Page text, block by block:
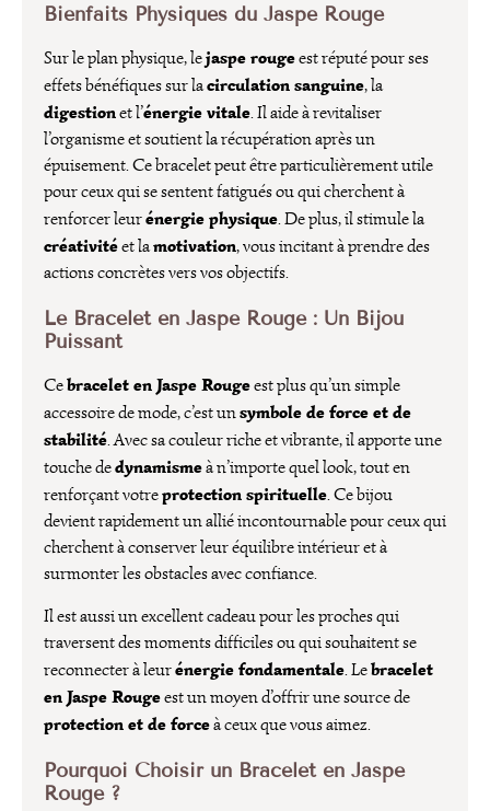
Bienfaits Physiques du Jaspe Rouge
Sur le plan physique, lejaspe rougeest réputé pour ses
effets bénéfiques sur lacirculation sanguine, la
digestionet l’énergie vitale. Il aide à revitaliser
l’organisme et soutient la récupération après un
épuisement. Ce bracelet peut être particulièrement utile
pour ceux qui se sentent fatigués ou qui cherchent à
renforcer leurénergie physique. De plus, il stimule la
créativitéet lamotivation, vous incitant à prendre des
actions concrètes vers vos objectifs.
Le Bracelet en Jaspe Rouge : Un Bijou
Puissant
Cebracelet en Jaspe Rougeest plus qu’un simple
accessoire de mode, c’est unsymbole de force et de
stabilité. Avec sa couleur riche et vibrante, il apporte une
touche dedynamismeà n’importe quel look, tout en
renforçant votreprotection spirituelle. Ce bijou
devient rapidement un allié incontournable pour ceux qui
cherchent à conserver leur équilibre intérieur et à
surmonter les obstacles avec confiance.
Il est aussi un excellent cadeau pour les proches qui
traversent des moments difficiles ou qui souhaitent se
reconnecter à leurénergie fondamentale. Lebracelet
en Jaspe Rougeest un moyen d’offrir une source de
protection et de forceà ceux que vous aimez.
Pourquoi Choisir un Bracelet en Jaspe
Rouge ?